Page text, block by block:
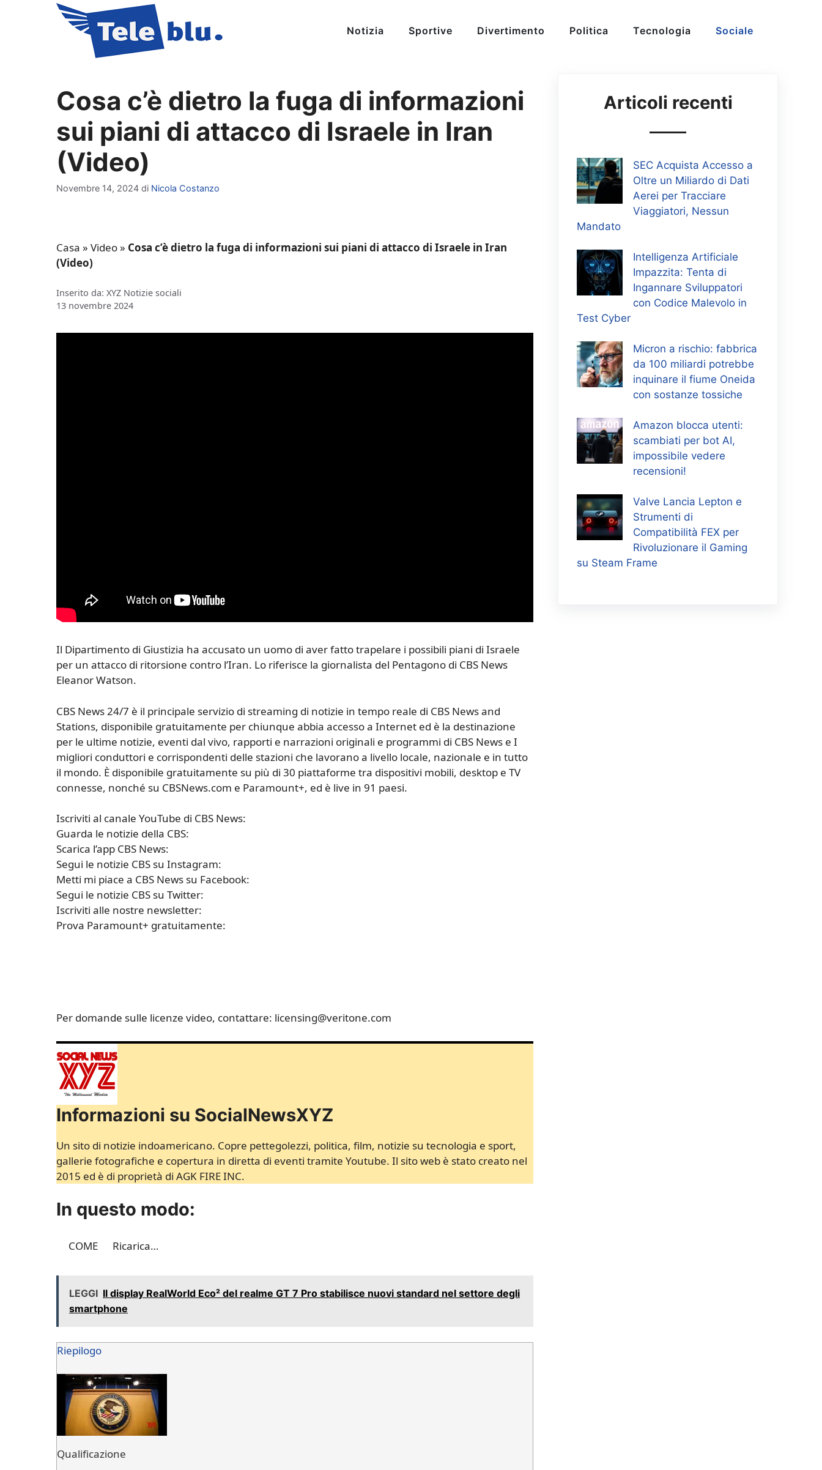
Notizia Sportive Divertimento Politica Tecnologia Sociale
Cosa c’è dietro la fuga di informazioni
sui piani di attacco di Israele in Iran
(Video)
Novembre 14, 2024 di Nicola Costanzo
Casa » Video» Cosa c’è dietro la fuga di informazioni sui piani di attacco di Israele in Iran
(Video)
Inserito da: XYZ Notizie sociali
13 novembre 2024
Il Dipartimento di Giustizia ha accusato un uomo di aver fatto trapelare i possibili piani di Israele
per un attacco di ritorsione contro l’Iran. Lo riferisce la giornalista del Pentagono di CBS News
Eleanor Watson.
CBS News 24/7 è il principale servizio di streaming di notizie in tempo reale di CBS News and
Stations, disponibile gratuitamente per chiunque abbia accesso a Internet ed è la destinazione
per le ultime notizie, eventi dal vivo, rapporti e narrazioni originali e programmi di CBS News e I
migliori conduttori e corrispondenti delle stazioni che lavorano a livello locale, nazionale e in tutto
il mondo. È disponibile gratuitamente su più di 30 piattaforme tra dispositivi mobili, desktop e TV
connesse, nonché su CBSNews.com e Paramount+, ed è live in 91 paesi.
Iscriviti al canale YouTube di CBS News:
Guarda le notizie della CBS:
Scarica l’app CBS News:
Segui le notizie CBS su Instagram:
Metti mi piace a CBS News su Facebook:
Segui le notizie CBS su Twitter:
Iscriviti alle nostre newsletter:
Prova Paramount+ gratuitamente:
Per domande sulle licenze video, contattare: licensing@veritone.com
Informazioni su SocialNewsXYZ
Un sito di notizie indoamericano. Copre pettegolezzi, politica, film, notizie su tecnologia e sport,
gallerie fotografiche e copertura in diretta di eventi tramite Youtube. Il sito web è stato creato nel
2015 ed è di proprietà di AGK FIRE INC.
In questo modo:
COME Ricarica…
LEGGI Il display RealWorld Eco² del realme GT 7 Pro stabilisce nuovi standard nel settore degli
smartphone
Riepilogo
Qualificazione
Articoli recenti
SEC Acquista Accesso a
Oltre un Miliardo di Dati
Aerei per Tracciare
Viaggiatori, Nessun
Mandato
Intelligenza Artificiale
Impazzita: Tenta di
Ingannare Sviluppatori
con Codice Malevolo in
Test Cyber
Micron a rischio: fabbrica
da 100 miliardi potrebbe
inquinare il fiume Oneida
con sostanze tossiche
Amazon blocca utenti:
scambiati per bot AI,
impossibile vedere
recensioni!
Valve Lancia Lepton e
Strumenti di
Compatibilità FEX per
Rivoluzionare il Gaming
su Steam Frame